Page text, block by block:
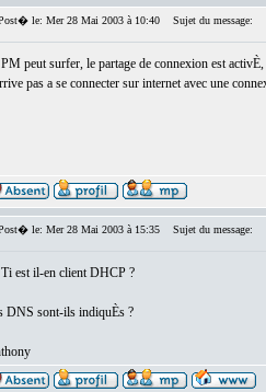
le: Mer 28 Mai 2003 à 10:40 Sujet du message:
peut surfer, le partage de connexion est
pas a se connecter sur internet avec une
le: Mer 28 Mai 2003 à 15:35 Sujet du message:
est il-en client DHCP ?
DNS sont-ils indiquÈs ?